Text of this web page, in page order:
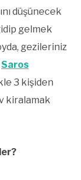
düşünecek
gelmek
gezileriniz
Saros
3 kişiden
kiralamak